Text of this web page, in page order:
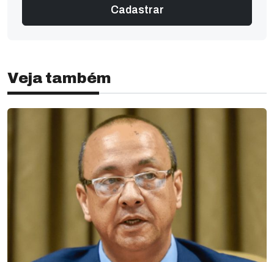
Veja também